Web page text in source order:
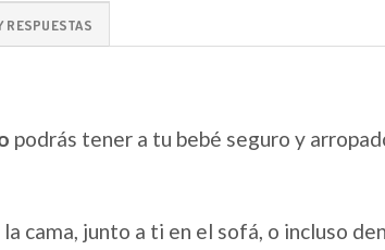
RESPUESTAS
podrás tener a tu bebé seguro y
cama, junto a ti en el sofá, o incluso